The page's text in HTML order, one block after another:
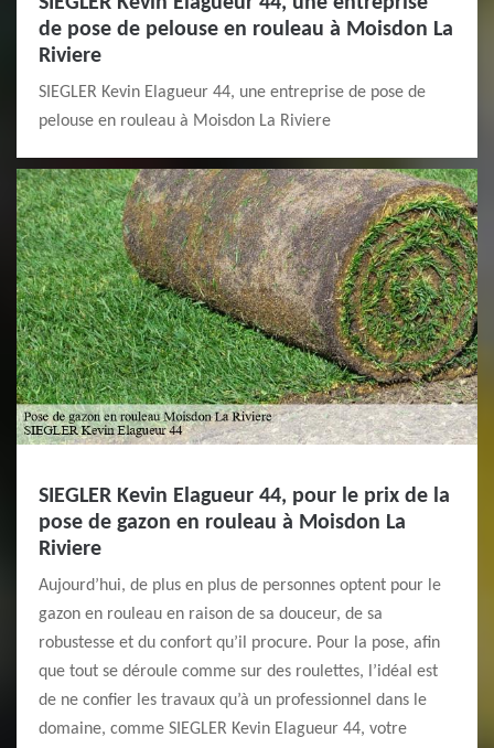
de pose de pelouse en rouleau à Moisdon La
Riviere
SIEGLER Kevin Elagueur 44, une entreprise de pose de
pelouse en rouleau à Moisdon La Riviere
SIEGLER Kevin Elagueur 44, pour le prix de la
pose de gazon en rouleau à Moisdon La
Riviere
Aujourd’hui, de plus en plus de personnes optent pour le
gazon en rouleau en raison de sa douceur, de sa
robustesse et du confort qu’il procure. Pour la pose, afin
que tout se déroule comme sur des roulettes, l’idéal est
de ne confier les travaux qu’à un professionnel dans le
domaine, comme SIEGLER Kevin Elagueur 44, votre